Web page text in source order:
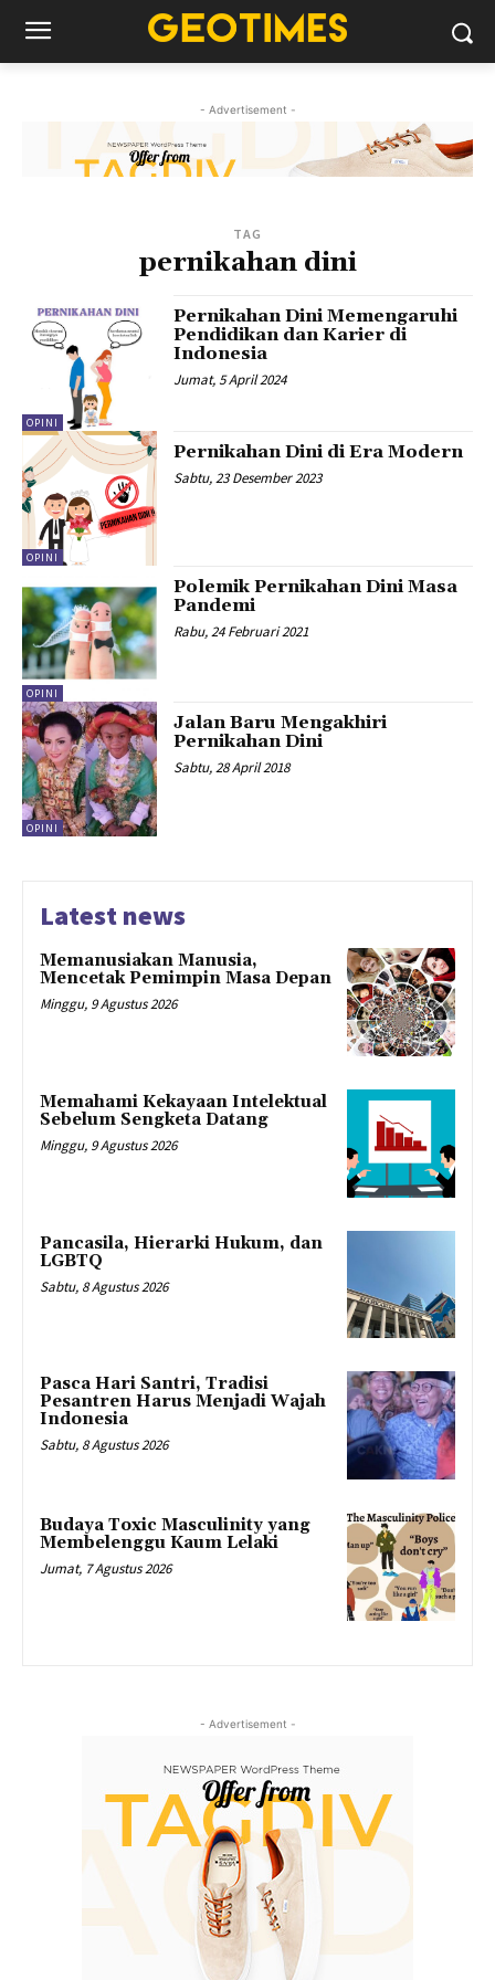
- Advertisement -
TAG
pernikahan dini
OPINI
Pernikahan Dini Memengaruhi
Pendidikan dan Karier di
Indonesia
Jumat, 5 April 2024
OPINI
Pernikahan Dini di Era Modern
Sabtu, 23 Desember 2023
OPINI
Polemik Pernikahan Dini Masa
Pandemi
Rabu, 24 Februari 2021
OPINI
Jalan Baru Mengakhiri
Pernikahan Dini
Sabtu, 28 April 2018
Latest news
Memanusiakan Manusia,
Mencetak Pemimpin Masa Depan
Minggu, 9 Agustus 2026
Memahami Kekayaan Intelektual
Sebelum Sengketa Datang
Minggu, 9 Agustus 2026
Pancasila, Hierarki Hukum, dan
LGBTQ
Sabtu, 8 Agustus 2026
Pasca Hari Santri, Tradisi
Pesantren Harus Menjadi Wajah
Indonesia
Sabtu, 8 Agustus 2026
Budaya Toxic Masculinity yang
Membelenggu Kaum Lelaki
Jumat, 7 Agustus 2026
- Advertisement -